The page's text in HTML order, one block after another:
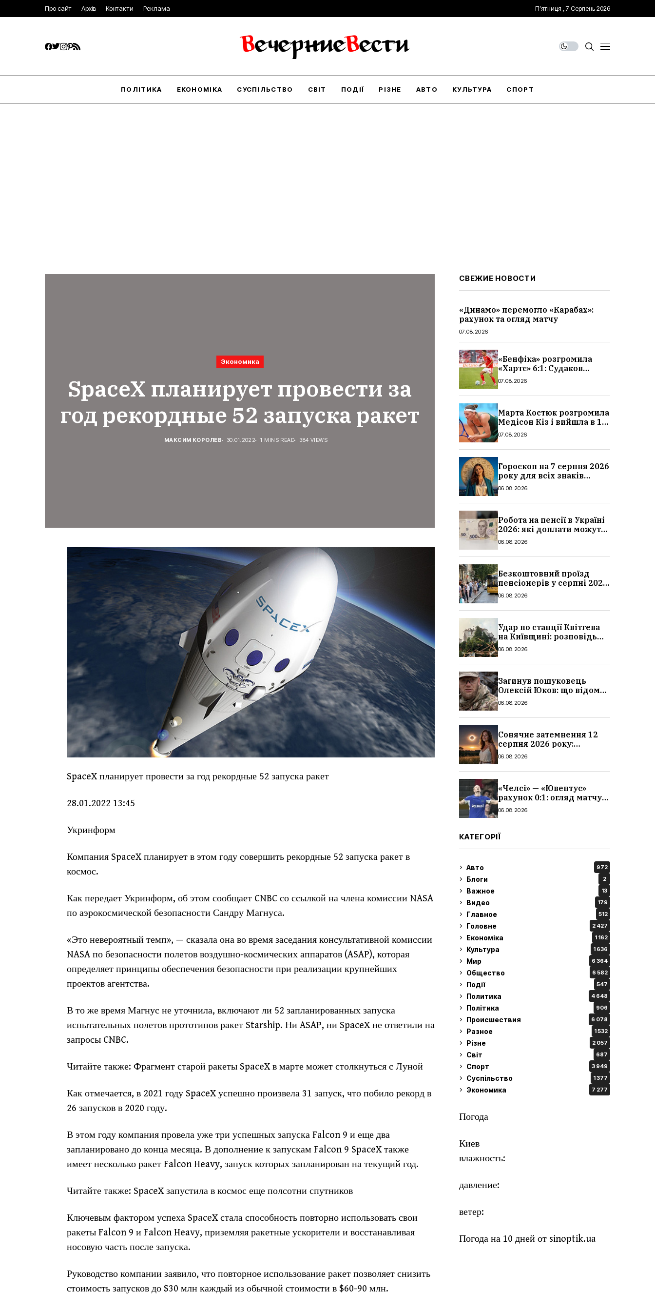
Про сайт Архів Контакти Реклама П’ятниця , 7 Серпень 2026
ПОЛІТИКА ЕКОНОМІКА СУСПІЛЬСТВО СВІТ ПОДІЇ РІЗНЕ АВТО КУЛЬТУРА СПОРТ
Экономика
SpaceX планирует провести за
год рекордные 52 запуска ракет
МАКСИМ КОРОЛЕВ 30.01.2022 1 MINS READ 384 VIEWS
SpaceX планирует провести за год рекордные 52 запуска ракет
28.01.2022 13:45
Укринформ
Компания SpaceX планирует в этом году совершить рекордные 52 запуска ракет в
космос.
Как передает Укринформ, об этом сообщает CNBC со ссылкой на члена комиссии NASA
по аэрокосмической безопасности Сандру Магнуса.
«Это невероятный темп», — сказала она во время заседания консультативной комиссии
NASA по безопасности полетов воздушно-космических аппаратов (ASAP), которая
определяет принципы обеспечения безопасности при реализации крупнейших
проектов агентства.
В то же время Магнус не уточнила, включают ли 52 запланированных запуска
испытательных полетов прототипов ракет Starship. Ни ASAP, ни SpaceX не ответили на
запросы CNBC.
Читайте также: Фрагмент старой ракеты SpaceX в марте может столкнуться с Луной
Как отмечается, в 2021 году SpaceX успешно произвела 31 запуск, что побило рекорд в
26 запусков в 2020 году.
В этом году компания провела уже три успешных запуска Falcon 9 и еще два
запланировано до конца месяца. В дополнение к запускам Falcon 9 SpaceX также
имеет несколько ракет Falcon Heavy, запуск которых запланирован на текущий год.
Читайте также: SpaceX запустила в космос еще полсотни спутников
Ключевым фактором успеха SpaceX стала способность повторно использовать свои
ракеты Falcon 9 и Falcon Heavy, приземляя ракетные ускорители и восстанавливая
носовую часть после запуска.
Руководство компании заявило, что повторное использование ракет позволяет снизить
стоимость запусков до $30 млн каждый из обычной стоимости в $60-90 млн.
СВЕЖИЕ НОВОСТИ
«Динамо» перемогло «Карабах»:
рахунок та огляд матчу
07.08.2026
«Бенфіка» розгромила
«Хартс» 6:1: Судаков
відзначився асистом,
07.08.2026
Марта Костюк розгромила
Медісон Кіз і вийшла в 1/8
фіналу Торонто: результат
07.08.2026
Гороскоп на 7 серпня 2026
року для всіх знаків
зодіаку: кому пощастить у
06.08.2026
Робота на пенсії в Україні
2026: які доплати можуть
скасувати, про що
06.08.2026
Безкоштовний проїзд
пенсіонерів у серпні 2026
в Україні: де діє пільга,
06.08.2026
Удар по станції Квітгева
на Київщині: розповідь
очевидців, як вісім людей
сталося
06.08.2026
Загинув пошуковець
Олексій Юков: що відомо
про його роботу, хто він
06.08.2026
Сонячне затемнення 12
серпня 2026 року:
гороскоп, кому із знаків
06.08.2026
«Челсі» — «Ювентус»
рахунок 0:1: огляд матчу
та вихід Мудрика
06.08.2026
КАТЕГОРІЇ
Авто 972
Блоги 2
Важное 13
Видео 179
Главное 512
Головне 2 427
Економіка 1 162
Культура 1 636
Мир 6 364
Общество 6 582
Події 547
Политика 4 648
Політика 906
Происшествия 6 078
Разное 1 532
Різне 2 057
Світ 687
Спорт 3 949
Суспільство 1 377
Экономика 7 277
Погода
Киев
влажность:
давление:
ветер:
Погода на 10 дней от sinoptik.ua